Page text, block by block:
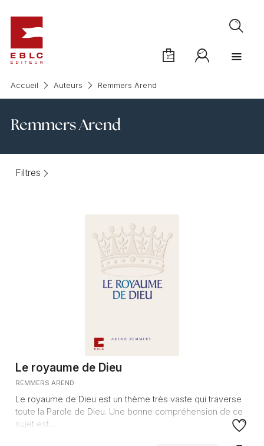
Accueil Auteurs Remmers Arend
Remmers Arend
Filtres
Le royaume de Dieu
REMMERS AREND
Le royaume de Dieu est un thème très vaste qui traverse
toute la Parole de Dieu. Une bonne compréhension de ce
sujet est...